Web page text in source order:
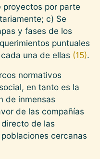
por parte
c) Se
y fases de los
puntuales
una de ellas (15).
normativos
en tanto es la
de inmensas
de las compañías
de las
cercanas